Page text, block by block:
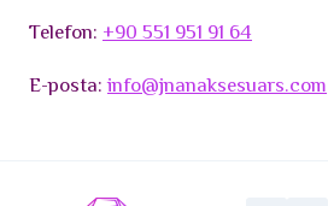
Telefon:+90 551 951 91 64
E-posta:info@jnanaksesuars.com